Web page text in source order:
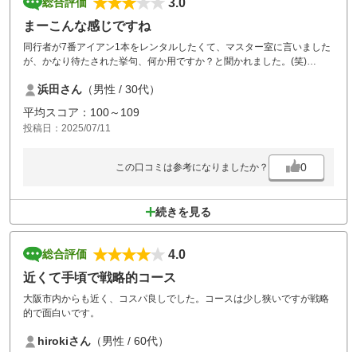
まーこんな感じですね
同行者が7番アイアン1本をレンタルしたくて、マスター室に言いました
が、かなり待たされた挙句、何か用ですか？と聞かれました。(笑)
来ず。
残念終了。 またリベンジいきます。
浜田さん （男性 / 30代）
平均スコア：100～109
投稿日：2025/07/11
この口コミは参考になりましたか？ 0
続きを見る
総合評価
4.0
近くて手頃で戦略的コース
大阪市内からも近く、コスパ良しでした。コースは少し狭いですが戦略
的で面白いです。
hirokiさん （男性 / 60代）